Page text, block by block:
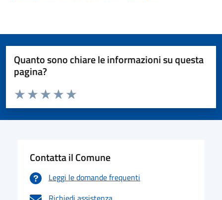
Quanto sono chiare le informazioni su questa
pagina?
Valuta da 1 a 5 stelle la pagina
Valuta 5 stelle su 5
Valuta 4 stelle su 5
Valuta 3 stelle su 5
Valuta 2 stelle su 5
Valuta 1 stelle su 5
Contatta il Comune
Leggi le domande frequenti